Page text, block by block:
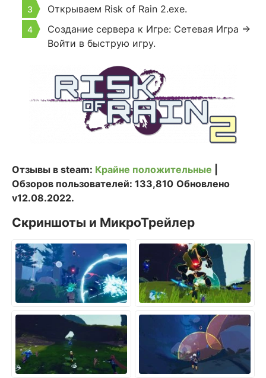
Открываем Risk of Rain 2.exe.
Создание сервера к Игре: Сетевая Игра =>
Войти в быструю игру.
Отзывы в steam: Крайне положительные
Обзоров пользователей: 133,810 Обновлено
v12.08.2022.
Скриншоты и МикроТрейлер